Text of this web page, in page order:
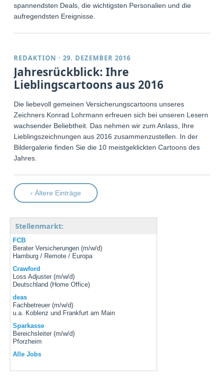
spannendsten Deals, die wichtigsten Personalien und die
aufregendsten Ereignisse.
REDAKTION ·29. DEZEMBER 2016
Jahresrückblick: Ihre
Lieblingscartoons aus 2016
Die liebevoll gemeinen Versicherungscartoons unseres
Zeichners Konrad Lohrmann erfreuen sich bei unseren Lesern
wachsender Beliebtheit. Das nehmen wir zum Anlass, Ihre
Lieblingszeichnungen aus 2016 zusammenzustellen. In der
Bildergalerie finden Sie die 10 meistgeklickten Cartoons des
Jahres.
‹ Ältere Einträge
Stellenmarkt:
FCB
Berater Versicherungen (m/w/d)
Hamburg / Remote / Europa
Crawford
Loss Adjuster (m/w/d)
Deutschland (Home Office)
deas
Fachbetreuer (m/w/d)
u.a. Koblenz und Frankfurt am Main
Sparkasse
Bereichsleiter (m/w/d)
Pforzheim
Alle Jobs